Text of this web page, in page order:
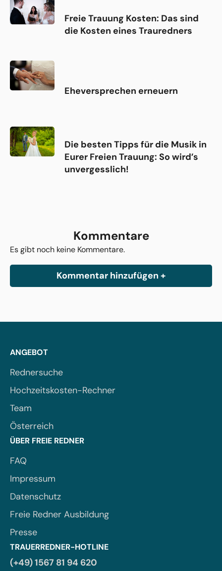
Freie Trauung Kosten: Das sind
die Kosten eines Trauredners
Eheversprechen erneuern
Die besten Tipps für die Musik in
Eurer Freien Trauung: So wird’s
unvergesslich!
Kommentare
Es gibt noch keine Kommentare.
Kommentar hinzufügen +
ANGEBOT
Rednersuche
Hochzeitskosten-Rechner
Team
Österreich
ÜBER FREIE REDNER
FAQ
Impressum
Datenschutz
Freie Redner Ausbildung
Presse
TRAUERREDNER-HOTLINE
(+49) 1567 81 94 620